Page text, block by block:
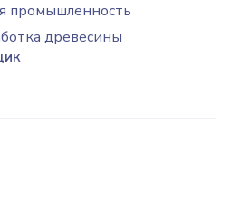
промышленность
древесины